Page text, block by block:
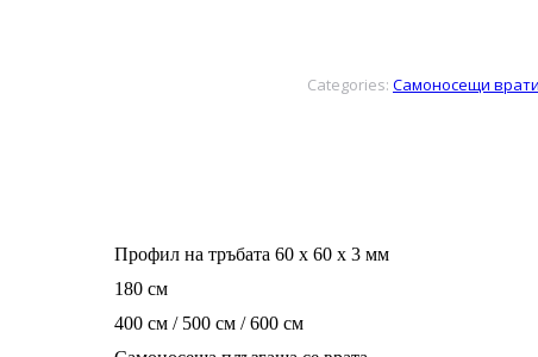
Categories: Самоносещи врати
Профил на тръбата 60 х 60 х 3 мм
180 см
400 см / 500 см / 600 см